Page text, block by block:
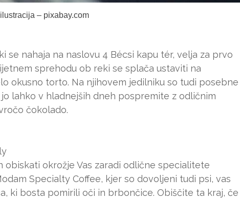
ilustracija – pixabay.com
se nahaja na naslovu 4 Bécsi kapu tér, velja za prvo
sprehodu ob reki se splača ustaviti na
okusno torto. Na njihovem jedilniku so tudi posebne
lahko v hladnejših dneh pospremite z odličnim
čokolado.
okrožje Vas zaradi odlične specialitete
Specialty Coffee, kjer so dovoljeni tudi psi, vas
ki bosta pomirili oči in brbončice. Obiščite ta kraj, če